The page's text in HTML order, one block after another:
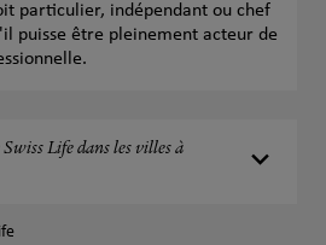
particulier, indépendant ou chef
puisse être pleinement acteur de
Life dans les villes à